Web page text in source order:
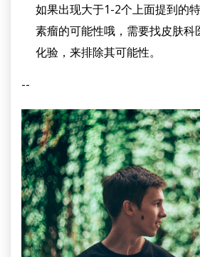
如果出现大于1-2个上面提到的
素瘤的可能性哦，需要找皮肤科
化验，来排除其可能性。
--